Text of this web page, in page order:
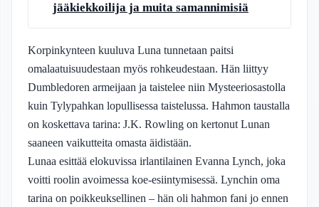
jääkiekkoilija ja muita samannimisiä
Korpinkynteen kuuluva Luna tunnetaan paitsi
omalaatuisuudestaan myös rohkeudestaan. Hän liittyy
Dumbledoren armeijaan ja taistelee niin Mysteeriosastolla
kuin Tylypahkan lopullisessa taistelussa. Hahmon taustalla
on koskettava tarina: J.K. Rowling on kertonut Lunan
saaneen vaikutteita omasta äidistään.
Lunaa esittää elokuvissa irlantilainen Evanna Lynch, joka
voitti roolin avoimessa koe-esiintymisessä. Lynchin oma
tarina on poikkeuksellinen – hän oli hahmon fani jo ennen